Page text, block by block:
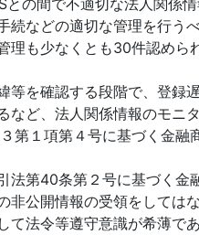
の間で不適切な法人関係
などの適切な管理を行
も少なくとも30件認め
を確認する段階で、登
ど、法人関係情報のモニ
第１項第４号に基づく金
第40条第２号に基づく
公開情報の受領をして
法令等遵守意識が希薄